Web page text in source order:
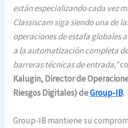
están especializando cada vez
Classiscam siga siendo una de
operaciones de estafa globales
a la automatización completa
barreras técnicas de entrada,”
Kalugin, Director de
Riesgos Digitales) deGroup-IB.
Group-IB mantiene su